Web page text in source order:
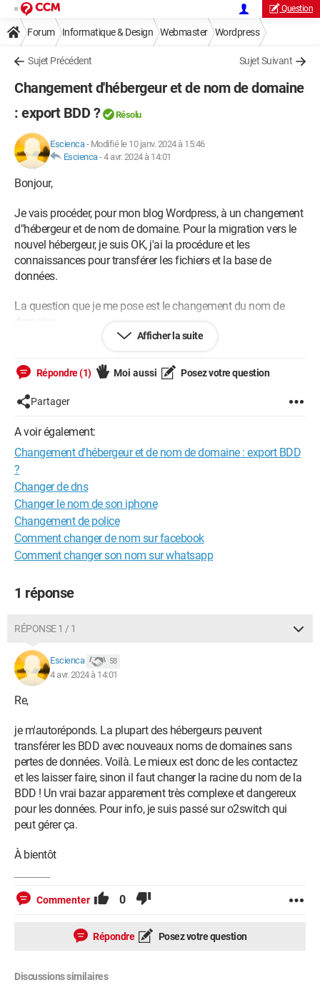
Question
Forum Informatique & Design Webmaster Wordpress
Sujet Précédent Sujet Suivant
Changement d'hébergeur et de nom de domaine
: export BDD ?
Résolu
Escienca- Modifié le 10 janv. 2024 à 15:46
Escienca-4 avr. 2024 à 14:01
Bonjour,
Je vais procéder, pour mon blog Wordpress, à un changement
d"hébergeur et de nom de domaine. Pour la migration vers le
nouvel hébergeur, je suis OK, j'ai la procédure et les
connaissances pour transférer les fichiers et la base de
données.
La question que je me pose est le changement du nom de
domaine.
sauvegardes des fichiers, et surtout de la base de données
(PHPmyadmin), est-ce que le fait que le nom de domaine soit
différent peut poser un problème ?
En gros : est ce que la transfert de la BDD peut être bloqué par
le changement de nom de domaine ?
Merci de votre aide.
Linux / Edge 119.0.0.0
"Les mathématiques ne sont pas une marche tranquille sur une autorou
Afficher la suite
Répondre (1) Moi aussi Posez votre question
Partager
A voir également:
Changement d'hébergeur et de nom de domaine : export BDD
?
Changer de dns
Changer le nom de son iphone
Changement de police
Comment changer de nom sur facebook
Comment changer son nom sur whatsapp
1 réponse
RÉPONSE 1 / 1
Escienca 58
4 avr. 2024 à 14:01
Re,
je m'autoréponds. La plupart des hébergeurs peuvent
transférer les BDD avec nouveaux noms de domaines sans
pertes de données. Voilà. Le mieux est donc de les contactez
et les laisser faire, sinon il faut changer la racine du nom de la
BDD ! Un vrai bazar apparement très complexe et dangereux
pour les données. Pour info, je suis passé sur o2switch qui
peut gérer ça.
À bientôt
Commenter 0
Répondre Posez votre question
Discussions similaires